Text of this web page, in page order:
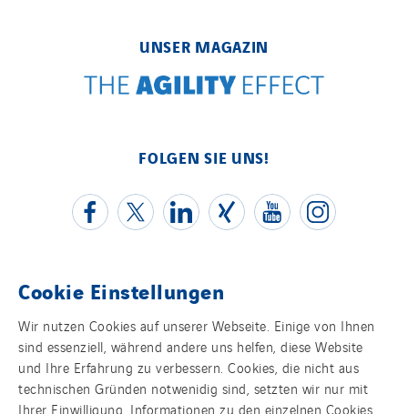
UNSER MAGAZIN
FOLGEN SIE UNS!
Kontakt
Impressum
Datenschutz
Cookie Einstellungen
Wir nutzen Cookies auf unserer Webseite. Einige von Ihnen
sind essenziell, während andere uns helfen, diese Website
und Ihre Erfahrung zu verbessern. Cookies, die nicht aus
technischen Gründen notwenidig sind, setzten wir nur mit
Ihrer Einwilligung. Informationen zu den einzelnen Cookies